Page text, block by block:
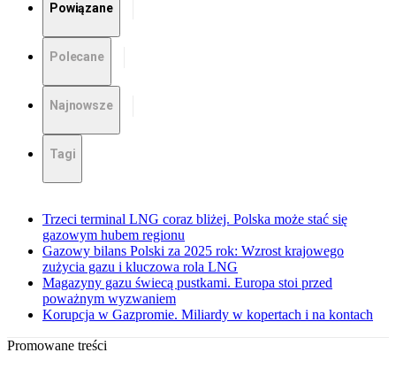
Powiązane
Polecane
Najnowsze
Tagi
Trzeci terminal LNG coraz bliżej. Polska może stać się
gazowym hubem regionu
Gazowy bilans Polski za 2025 rok: Wzrost krajowego
zużycia gazu i kluczowa rola LNG
Magazyny gazu świecą pustkami. Europa stoi przed
poważnym wyzwaniem
Korupcja w Gazpromie. Miliardy w kopertach i na kontach
Promowane treści